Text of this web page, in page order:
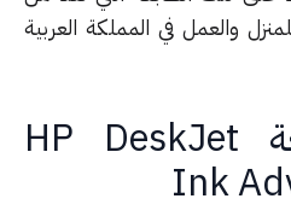
والعمل في المملكة العربية
مواصفات طابعة HP DeskJet
Ink